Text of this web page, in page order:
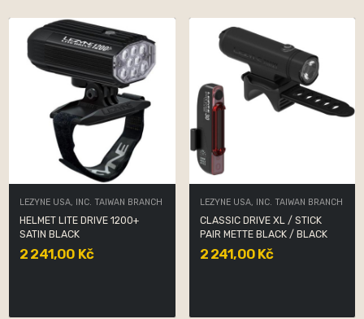
LEZYNE USA, INC. TAIWAN BRANCH
HELMET LITE DRIVE 1200+
SATIN BLACK
2 241,00 Kč
LEZYNE USA, INC. TAIWAN BRANCH
CLASSIC DRIVE XL / STICK
PAIR METTE BLACK / BLACK
2 241,00 Kč